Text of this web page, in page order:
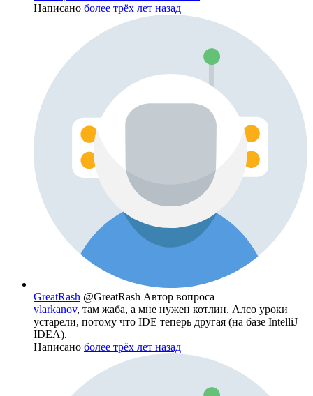
Написано более трёх лет назад
GreatRash @GreatRash Автор вопроса
vlarkanov, там жаба, а мне нужен котлин. Алсо уроки
устарели, потому что IDE теперь другая (на базе IntelliJ
IDEA).
Написано более трёх лет назад